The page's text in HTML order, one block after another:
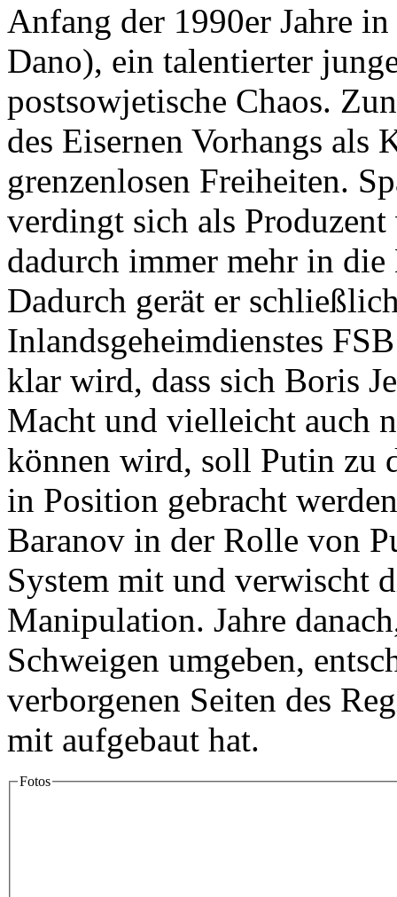
Anfang der 1990er Jahre
Dano), ein talentierter
postsowjetische Chaos.
des Eisernen Vorhangs als
grenzenlosen Freiheiten.
verdingt sich als
dadurch immer mehr in die
Dadurch gerät er
Inlandsgeheimdienstes
klar wird, dass sich Boris
Macht und vielleicht auch
können wird, soll Putin zu
in Position gebracht
Baranov in der Rolle von
System mit und verwischt
Manipulation. Jahre
Schweigen umgeben,
verborgenen Seiten des
mit aufgebaut hat.
Fotos